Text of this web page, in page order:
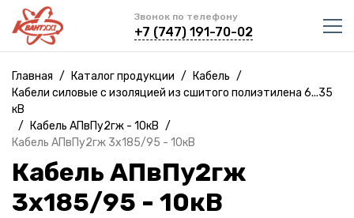
Звонок по телефону
+7 (747) 191-70-02
Главная / Каталог продукции / Кабель /
Кабели силовые с изоляцией из сшитого полиэтилена 6...35
кВ
/
Кабель АПвПу2гж - 10кВ /
Кабель АПвПу2гж 3х185/95 - 10кВ
Кабель АПвПу2гж
3х185/95 - 10кВ